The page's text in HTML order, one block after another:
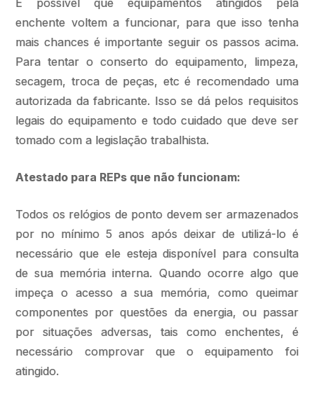
É possível que equipamentos atingidos pela
enchente voltem a funcionar, para que isso tenha
mais chances é importante seguir os passos acima.
Para tentar o conserto do equipamento, limpeza,
secagem, troca de peças, etc é recomendado uma
autorizada da fabricante. Isso se dá pelos requisitos
legais do equipamento e todo cuidado que deve ser
tomado com a legislação trabalhista.
Atestado para REPs que não funcionam:
Todos os relógios de ponto devem ser armazenados
por no mínimo 5 anos após deixar de utilizá-lo é
necessário que ele esteja disponível para consulta
de sua memória interna. Quando ocorre algo que
impeça o acesso a sua memória, como queimar
componentes por questões da energia, ou passar
por situações adversas, tais como enchentes, é
necessário comprovar que o equipamento foi
atingido.